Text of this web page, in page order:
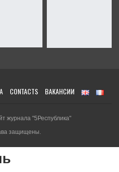
CONTACTS ВАКАНСИИ
журнала "5Республика"
защищены.